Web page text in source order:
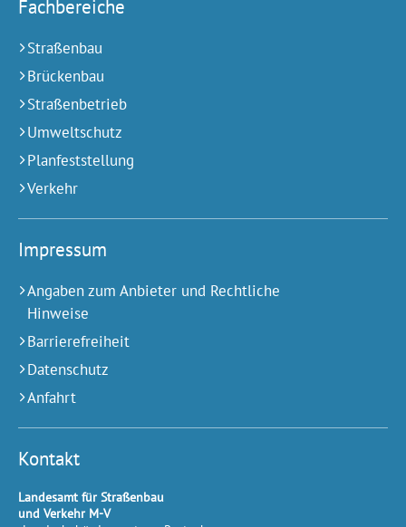
Fachbereiche
Straßenbau
Brückenbau
Straßenbetrieb
Umweltschutz
Planfeststellung
Verkehr
Impressum
Angaben zum Anbieter und Rechtliche
Hinweise
Barrierefreiheit
Datenschutz
Anfahrt
Kontakt
Landesamt für Straßenbau
und Verkehr M-V